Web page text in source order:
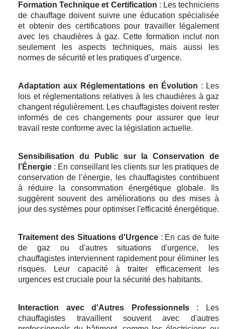
Formation Technique et Certification : Les techniciens
de chauffage doivent suivre une éducation spécialisée
et obtenir des certifications pour travailler légalement
avec les chaudières à gaz. Cette formation inclut non
seulement les aspects techniques, mais aussi les
normes de sécurité et les pratiques d’urgence.
Adaptation aux Réglementations en Évolution : Les
lois et réglementations relatives à les chaudières à gaz
changent régulièrement. Les chauffagistes doivent rester
informés de ces changements pour assurer que leur
travail reste conforme avec la législation actuelle.
Sensibilisation du Public sur la Conservation de
l’Énergie : En conseillant les clients sur les pratiques de
conservation de l’énergie, les chauffagistes contribuent
à réduire la consommation énergétique globale. Ils
suggèrent souvent des améliorations ou des mises à
jour des systèmes pour optimiser l'efficacité énergétique.
Traitement des Situations d'Urgence: En cas de fuite
de gaz ou d'autres situations d'urgence, les
chauffagistes interviennent rapidement pour éliminer les
risques. Leur capacité à traiter efficacement les
urgences est cruciale pour la sécurité des habitants.
Interaction avec d'Autres Professionnels: Les
chauffagistes travaillent souvent avec d'autres